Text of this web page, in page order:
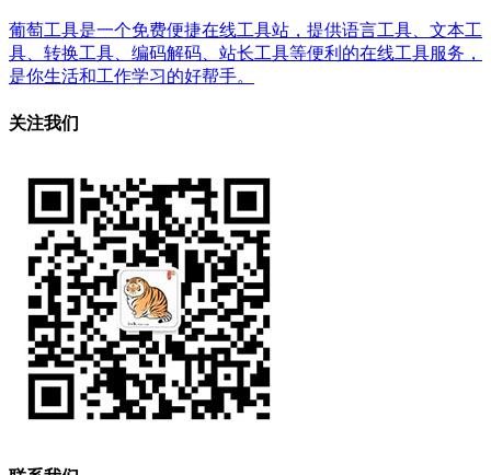
葡萄工具是一个免费便捷在线工具站，提供语言工具、文本工
具、转换工具、编码解码、站长工具等便利的在线工具服务，
是你生活和工作学习的好帮手。
关注我们